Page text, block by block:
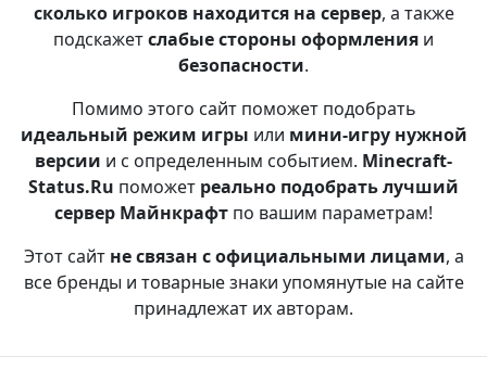
сколько игроков находится на сервер, а также
подскажетслабые стороны оформления и
безопасности.
Помимо этого сайт поможет подобрать
идеальный режим игры или мини-игру нужной
версии и с определенным событием. Minecraft-
Status.Ru поможет реально подобрать лучший
сервер Майнкрафт по вашим параметрам!
Этот сайт не связан с официальными лицами, а
все бренды и товарные знаки упомянутые на сайте
принадлежат их авторам.